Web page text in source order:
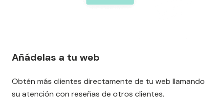
Añádelas a tu web
Obtén más clientes directamente de tu web llamando
su atención con reseñas de otros clientes.